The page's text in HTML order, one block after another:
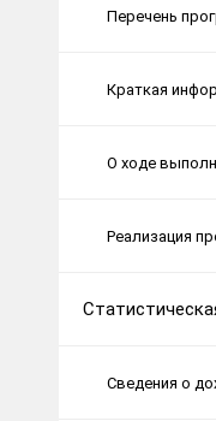
Перечень
Краткая
О ходе
Реализация
Сведения о